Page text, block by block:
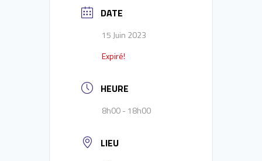
DATE
15 Juin 2023
Expiré!
HEURE
8h00 - 18h00
LIEU